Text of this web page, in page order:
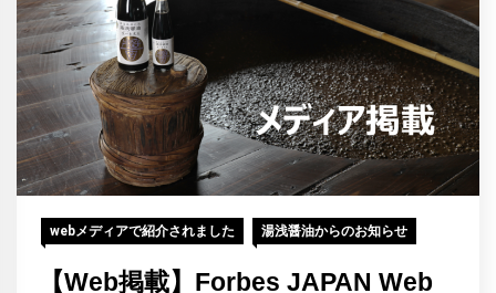
webメディアで紹介されました 湯浅醤油からのお知らせ
【Web掲載】Forbes JAPAN Web